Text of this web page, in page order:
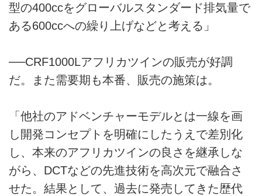
型の400ccをグローバルスタンダード排気量で
ある600ccへの繰り上げなどと考える」
──CRF1000Lアフリカツインの販売が好調
だ。また需要期も本番、販売の施策は。
「他社のアドベンチャーモデルとは一線を画
し開発コンセプトを明確にしたうえで差別化
し、本来のアフリカツインの良さを継承しな
がら、DCTなどの先進技術を高次元で融合さ
せた。結果として、過去に発売してきた歴代